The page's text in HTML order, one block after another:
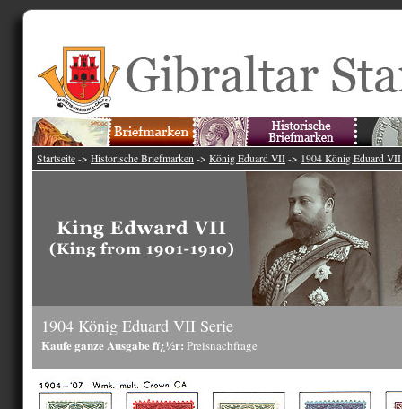
Startseite -> Historische Briefmarken -> König Eduard VII -> 1904 König Eduard
1904 König Eduard VII Serie
Kaufe ganze Ausgabe fï¿½r: Preisnachfrage